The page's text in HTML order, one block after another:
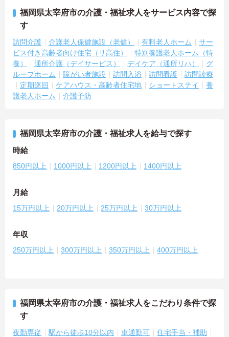
福岡県太宰府市の介護・福祉求人をサービス内容で探
す
訪問介護 介護老人保健施設（老健） 有料老人ホーム
サー
ビス付き高齢者向け住宅（サ高住）
特別養護老人ホーム（特
養）
通所介護（デイサービス） デイケア（通所リハ）
グ
ループホーム
障がい者施設 訪問入浴 訪問看護
訪問診療
定期巡回
ケアハウス・高齢者住宅地 ショートステイ
養
護老人ホーム
介護予防
福岡県太宰府市の介護・福祉求人を給与で探す
時給
850円以上 1000円以上 1200円以上 1400円以上
月給
15万円以上 20万円以上 25万円以上 30万円以上
年収
250万円以上 300万円以上 350万円以上 400万円以上
福岡県太宰府市の介護・福祉求人をこだわり条件で探
す
夜勤専従 駅から徒歩10分以内 車通勤可 住宅手当・補助